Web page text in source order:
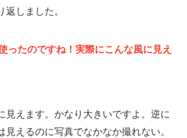
返しました。
ったのですね！実際にこんな風に見え
見えます。かなり大きいですよ。逆に
見えるのに写真でなかなか撮れない。